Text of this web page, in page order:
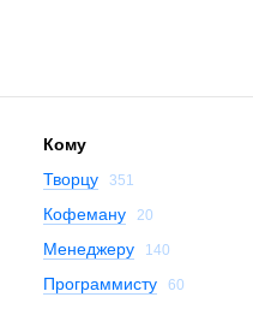
Кому
Творцу
351
Кофеману 20
Менеджеру 140
Программисту 60